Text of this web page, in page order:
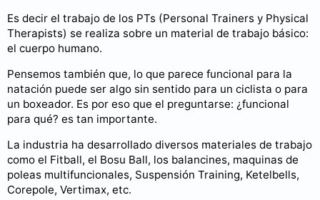
Es decir el trabajo de los PTs (Personal Trainers y Physical
Therapists) se realiza sobre un material de trabajo básico:
el cuerpo humano.
Pensemos también que, lo que parece funcional para la
natación puede ser algo sin sentido para un ciclista o para
un boxeador. Es por eso que el preguntarse: ¿funcional
para qué? es tan importante.
La industria ha desarrollado diversos materiales de trabajo
como el Fitball, el Bosu Ball, los balancines, maquinas de
poleas multifuncionales, Suspensión Training, Ketelbells,
Corepole, Vertimax, etc.